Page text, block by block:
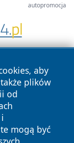
autopromocja
aby
także plików
od
mogą być
zastrzeżone.